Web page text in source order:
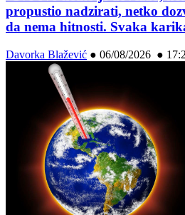
propustio nadzirati, netko
da nema hitnosti. Svaka
Davorka Blažević ● 06/08/2026 ●